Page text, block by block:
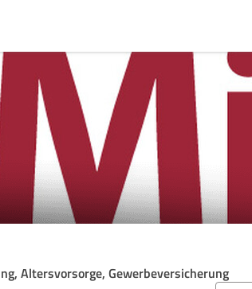
Altersvorsorge, Gewerbeversicherung